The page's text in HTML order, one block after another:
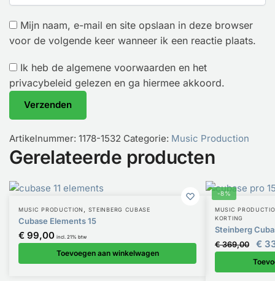
Mijn naam, e-mail en site opslaan in deze browser
voor de volgende keer wanneer ik een reactie plaats.
Ik heb de algemene voorwaarden en het
privacybeleid gelezen en ga hiermee akkoord.
Artikelnummer: 1178-1532 Categorie: Music Production
Gerelateerde producten
MUSIC PRODUCTION , STEINBERG CUBASE
Cubase Elements 15
€ 99,00 incl. 21% btw
Toevoegen aan winkelwagen
-8%
MUSIC
KORTING
Steinberg
€369,00 €